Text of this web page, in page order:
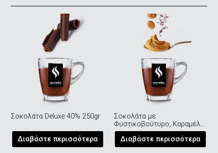
Σοκολάτα Deluxe 40% 250gr
Διαβάστε περισσότερα
Σοκολάτα με
Φυστικοβούτυρο, Καραμέλα
και Αλάτι 250gr
Διαβάστε περισσότερα